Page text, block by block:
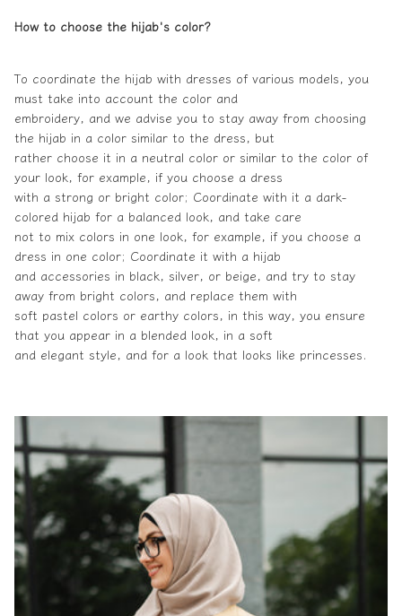
How to choose the hijab's color?
To coordinate the hijab with dresses of various models, you
must take into account the color and
embroidery, and we advise you to stay away from choosing
the hijab in a color similar to the dress, but
rather choose it in a neutral color or similar to the color of
your look, for example, if you choose a dress
with a strong or bright color; Coordinate with it a dark-
colored hijab for a balanced look, and take care
not to mix colors in one look, for example, if you choose a
dress in one color; Coordinate it with a hijab
and accessories in black, silver, or beige, and try to stay
away from bright colors, and replace them with
soft pastel colors or earthy colors, in this way, you ensure
that you appear in a blended look, in a soft
and elegant style, and for a look that looks like princesses.